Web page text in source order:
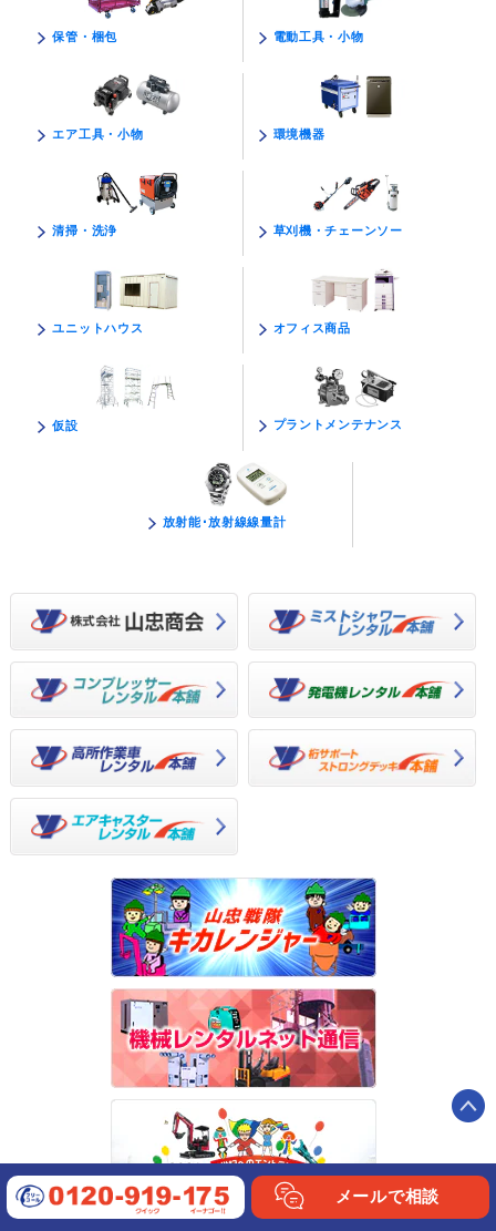
保管・梱包 電動工具・小物
エア工具・小物 環境機器
清掃・洗浄 草刈機・チェーンソー
ユニットハウス オフィス商品
仮設 プラントメンテナンス
放射能･放射線線量計
メールで相談